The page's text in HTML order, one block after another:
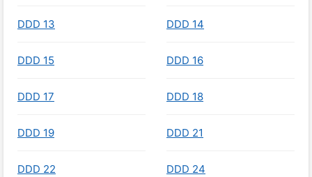
DDD 13 DDD 14
DDD 15 DDD 16
DDD 17 DDD 18
DDD 19 DDD 21
DDD 22 DDD 24